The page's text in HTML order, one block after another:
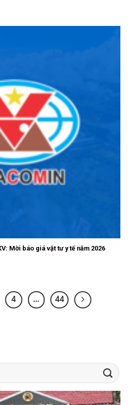
Mời báo giá vật tư y tế năm 2026
4 … 44